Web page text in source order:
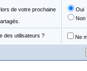
de votre prochaine
Oui
Non
des utilisateurs ? Ne